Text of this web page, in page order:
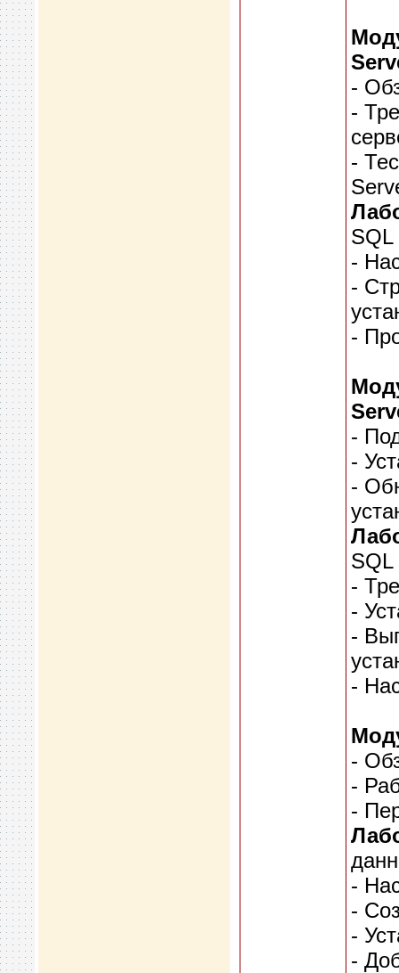
-
-
-
SQL
-
-
-
-
-
-
SQL
-
-
-
-
-
-
-
-
-
-
-